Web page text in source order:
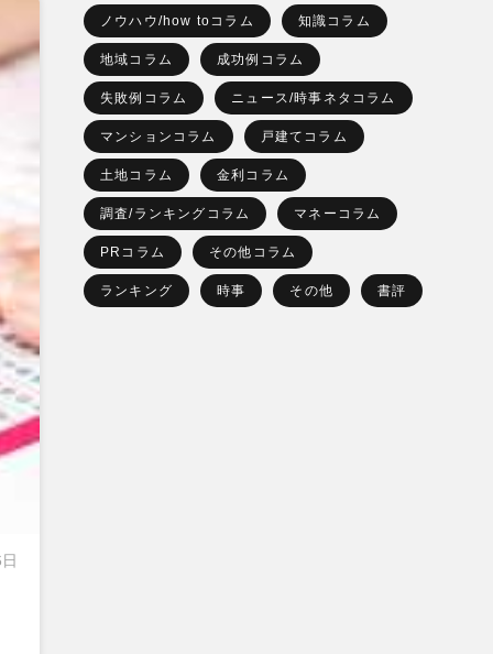
ノウハウ/how toコラム 知識コラム
地域コラム 成功例コラム
失敗例コラム ニュース/時事ネタコラム
マンションコラム 戸建てコラム
土地コラム 金利コラム
調査/ランキングコラム マネーコラム
PRコラム その他コラム
ランキング 時事 その他 書評